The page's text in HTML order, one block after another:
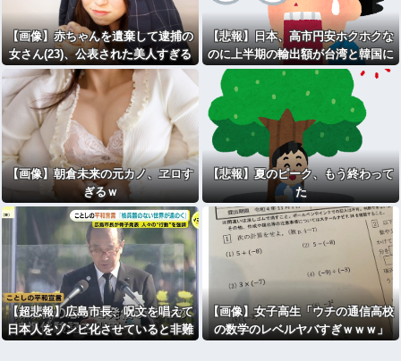
【画像】赤ちゃんを遺棄して逮捕の
女さん(23)、公表された美人すぎる
ご尊顔がこちら⇒ｗｗｗｗｗｗｗｗ
ｗｗ
【悲報】日本、高市円安ホクホクな
のに上半期の輸出額が台湾と韓国に
抜かれるww
【画像】朝倉未来の元カノ、ヱロす
ぎるｗ
【悲報】夏のピーク、もう終わって
た
【超悲報】広島市長、呪文を唱えて
日本人をゾンビ化させていると非難
【画像】女子高生「ウチの通信高校
の数学のレベルヤバすぎｗｗｗ」